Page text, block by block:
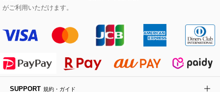
Maison de CINQ
MK MICHEL KLEIN BAG
HIROKO KOSHINO
ライダースジャケット
デニムジャケット
ハンカチ・バンダナ
手袋
バックパック・リュック
ボディバッグ・メッセンジャーバッグ
フラットシューズ
ローファー
カサブランカ・カラー
ラナンキュラス
がご利用いただけます。
SUPPORT 規約・ガイド